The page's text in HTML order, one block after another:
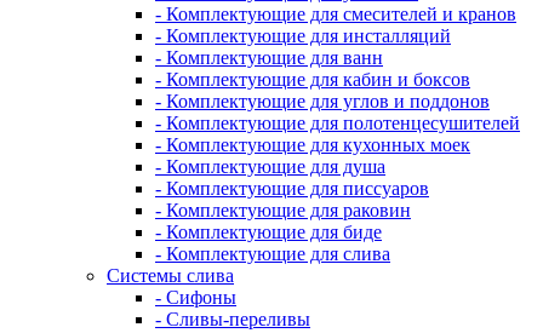
- Комплектующие для смесителей и кранов
- Комплектующие для инсталляций
- Комплектующие для ванн
- Комплектующие для кабин и боксов
- Комплектующие для углов и поддонов
- Комплектующие для полотенцесушителей
- Комплектующие для кухонных моек
- Комплектующие для душа
- Комплектующие для писсуаров
- Комплектующие для раковин
- Комплектующие для биде
- Комплектующие для слива
Системы слива
- Сифоны
- Сливы-переливы